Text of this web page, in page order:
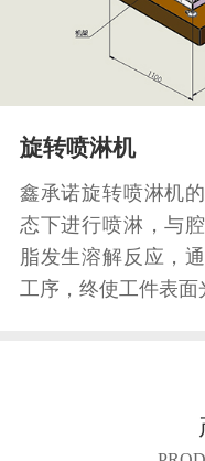
旋转喷淋机
鑫承诺旋转喷淋机
态下进行喷淋，与
脂发生溶解反应，
工序，终使工件表面